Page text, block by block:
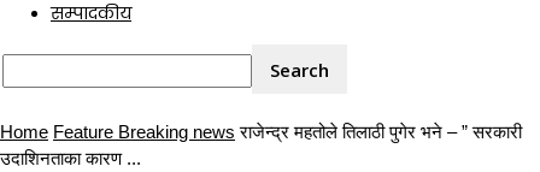
सम्पादकीय
Home Feature Breaking news राजेन्द्र महतोले तिलाठी पुगेर भने – ” सरकारी
उदाशिनताका कारण ...